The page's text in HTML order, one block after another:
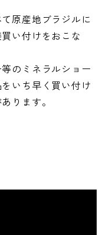
原産地ブラジルに
い付けをおこな
のミネラルショー
いち早く買い付け
ります。